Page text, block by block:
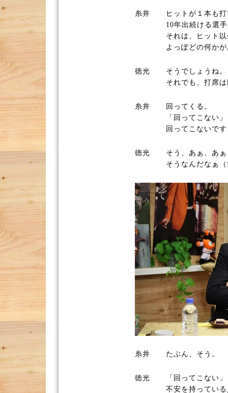
糸井
ヒットが１本も
10年出続ける選
それは、ヒット
よっぽどの何か
徳光
そうでしょうね。
それでも、打席
糸井
回ってくる。
「回ってこない
回ってこないで
徳光
そう、あぁ、あ
そうなんだなぁ
糸井 たぶん、そう。
徳光
「回ってこない
不安を持ってい